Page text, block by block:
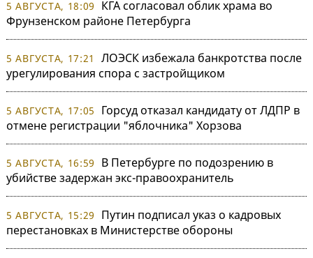
5 АВГУСТА, 18:09
КГА согласовал облик храма во
Фрунзенском районе Петербурга
5 АВГУСТА, 17:21
ЛОЭСК избежала банкротства после
урегулирования спора с застройщиком
5 АВГУСТА, 17:05
Горсуд отказал кандидату от ЛДПР в
отмене регистрации "яблочника" Хорзова
5 АВГУСТА, 16:59
В Петербурге по подозрению в
убийстве задержан экс-правоохранитель
5 АВГУСТА, 15:29
Путин подписал указ о кадровых
перестановках в Министерстве обороны